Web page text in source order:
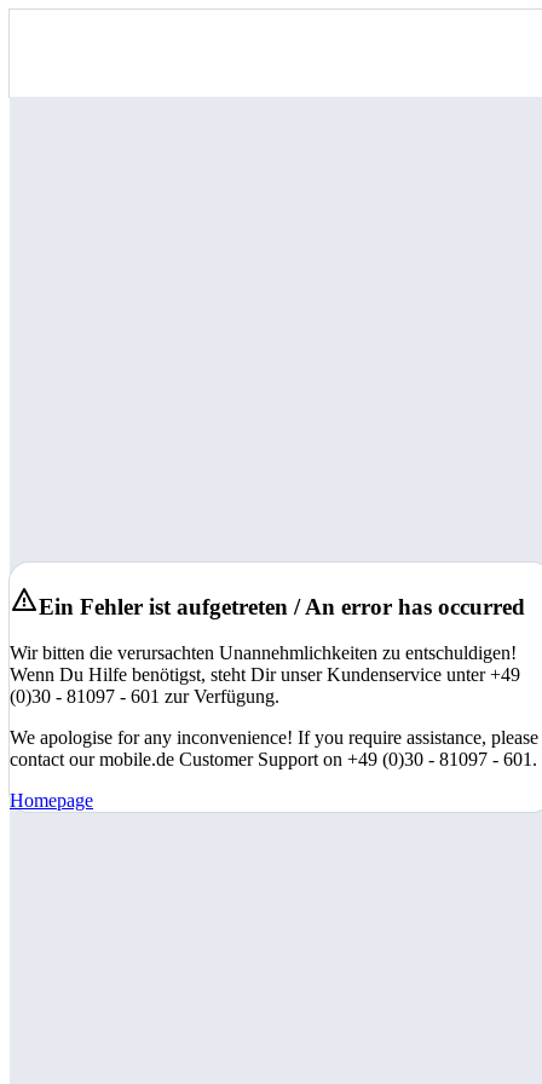
Ein Fehler ist aufgetreten / An error has occurred
Wir bitten die verursachten Unannehmlichkeiten zu entschuldigen!
Wenn Du Hilfe benötigst, steht Dir unser Kundenservice unter +49
(0)30 - 81097 - 601 zur Verfügung.
We apologise for any inconvenience! If you require assistance, please
contact our mobile.de Customer Support on +49 (0)30 - 81097 - 601.
Homepage